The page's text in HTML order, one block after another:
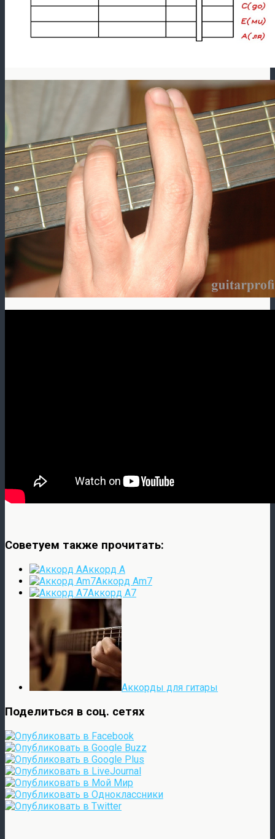
Советуем также прочитать:
Аккорд A
Аккорд Am7
Аккорд A7
Аккорды для гитары
Поделиться в соц. сетях